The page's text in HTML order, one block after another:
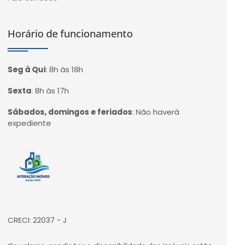
Horário de funcionamento
Seg à Qui: 8h às 18h
Sexta: 8h às 17h
Sábados, domingos e feriados: Não haverá
expediente
Página inicial
CRECI: 22037 - J